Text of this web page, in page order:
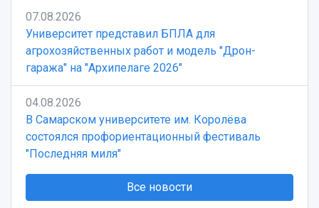
07.08.2026
Университет представил БПЛА для
агрохозяйственных работ и модель "Дрон-
гаража" на "Архипелаге 2026"
04.08.2026
В Самарском университете им. Королёва
состоялся профориентационный фестиваль
"Последняя миля"
Все новости